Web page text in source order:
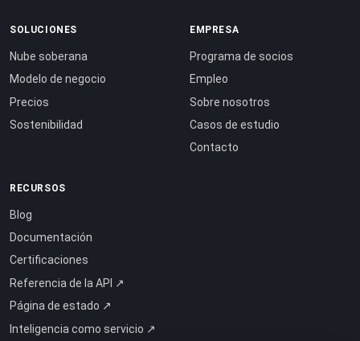
SOLUCIONES
Nube soberana
Modelo de negocio
Precios
Sostenibilidad
EMPRESA
Programa de socios
Empleo
Sobre nosotros
Casos de estudio
Contacto
RECURSOS
Blog
Documentación
Certificaciones
Referencia de la API ↗
Página de estado ↗
Inteligencia como servicio ↗